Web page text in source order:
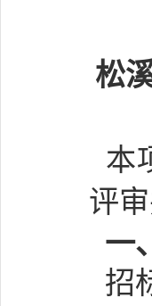
松
本
评
一
招